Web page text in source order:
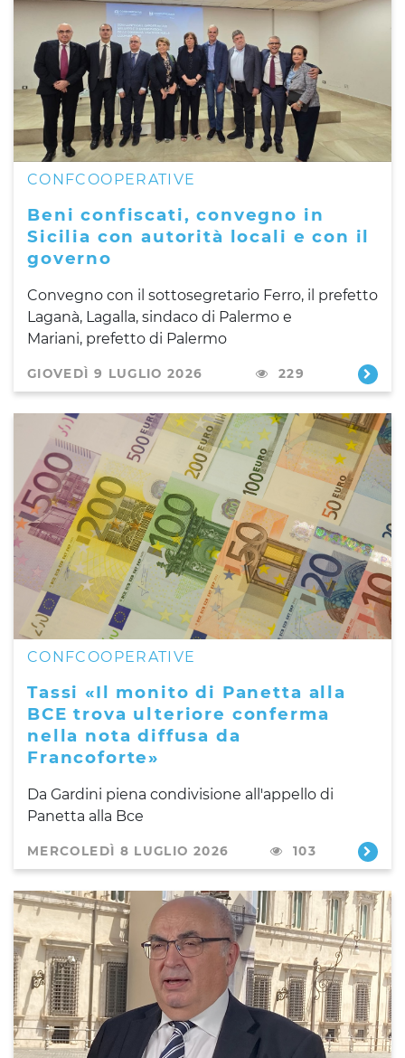
CONFCOOPERATIVE
Beni confiscati, convegno in
Sicilia con autorità locali e con il
governo
Convegno con il sottosegretario Ferro, il prefetto
Laganà, Lagalla, sindaco di Palermo e
Mariani, prefetto di Palermo
GIOVEDÌ 9 LUGLIO 2026 229
CONFCOOPERATIVE
Tassi «Il monito di Panetta alla
BCE trova ulteriore conferma
nella nota diffusa da
Francoforte»
Da Gardini piena condivisione all'appello di
Panetta alla Bce
MERCOLEDÌ 8 LUGLIO 2026 103